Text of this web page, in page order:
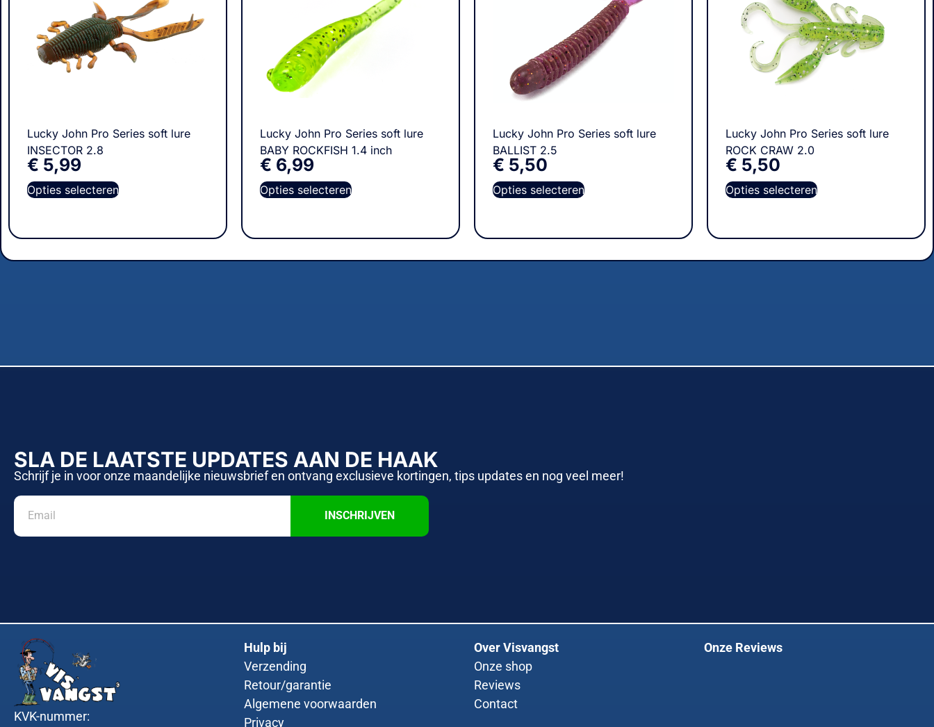
Lucky John Pro Series soft lure
INSECTOR 2.8
€ 5,99
Opties selecteren
Lucky John Pro Series soft lure
BABY ROCKFISH 1.4 inch
€ 6,99
Opties selecteren
Lucky John Pro Series soft lure
BALLIST 2.5
€ 5,50
Opties selecteren
Lucky John Pro Series soft lure
ROCK CRAW 2.0
€ 5,50
Opties selecteren
SLA DE LAATSTE UPDATES AAN DE HAAK
Schrijf je in voor onze maandelijke nieuwsbrief en ontvang exclusieve kortingen, tips updates en nog veel meer!
INSCHRIJVEN
KVK-nummer:
Hulp bij
Verzending
Retour/garantie
Algemene voorwaarden
Privacy
Over Visvangst
Onze shop
Reviews
Contact
Onze Reviews